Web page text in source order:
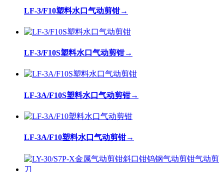
LF-3/F10塑料水口气动剪钳→
LF-3/F10S塑料水口气动剪钳→
LF-3A/F10S塑料水口气动剪钳→
LF-3A/F10塑料水口气动剪钳→